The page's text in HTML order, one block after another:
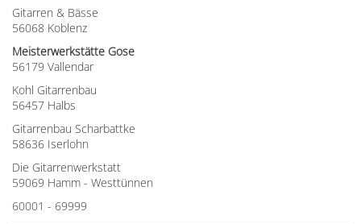
Gitarren & Bässe
56068 Koblenz
Meisterwerkstätte Gose
56179 Vallendar
Kohl Gitarrenbau
56457 Halbs
Gitarrenbau Scharbattke
58636 Iserlohn
Die Gitarrenwerkstatt
59069 Hamm - Westtünnen
60001 - 69999